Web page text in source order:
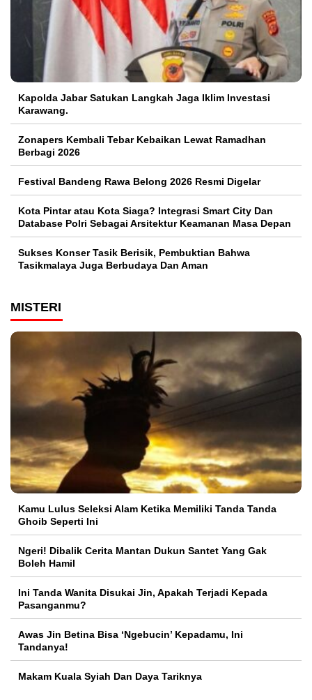
Kapolda Jabar Satukan Langkah Jaga Iklim Investasi
Karawang.
Zonapers Kembali Tebar Kebaikan Lewat Ramadhan
Berbagi 2026
Festival Bandeng Rawa Belong 2026 Resmi Digelar
Kota Pintar atau Kota Siaga? Integrasi Smart City Dan
Database Polri Sebagai Arsitektur Keamanan Masa Depan
Sukses Konser Tasik Berisik, Pembuktian Bahwa
Tasikmalaya Juga Berbudaya Dan Aman
MISTERI
Kamu Lulus Seleksi Alam Ketika Memiliki Tanda Tanda
Ghoib Seperti Ini
Ngeri! Dibalik Cerita Mantan Dukun Santet Yang Gak
Boleh Hamil
Ini Tanda Wanita Disukai Jin, Apakah Terjadi Kepada
Pasanganmu?
Awas Jin Betina Bisa ‘Ngebucin’ Kepadamu, Ini
Tandanya!
Makam Kuala Syiah Dan Daya Tariknya